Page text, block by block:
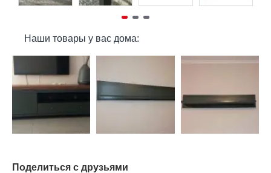
Наши товары у вас дома:
Поделиться с друзьями